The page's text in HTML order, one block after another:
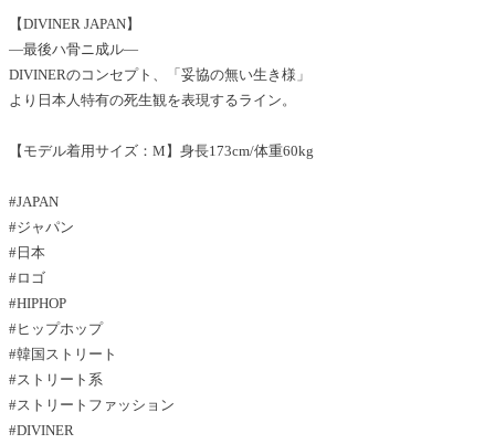
【DIVINER JAPAN】
―最後ハ骨ニ成ル―
DIVINERのコンセプト、「妥協の無い生き様」
より日本人特有の死生観を表現するライン。
【モデル着用サイズ：M】身長173cm/体重60kg
#JAPAN
#ジャパン
#日本
#ロゴ
#HIPHOP
#ヒップホップ
#韓国ストリート
#ストリート系
#ストリートファッション
#DIVINER